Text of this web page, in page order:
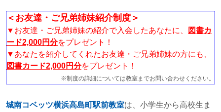
＜お友達・ご兄弟姉妹紹介制度＞
▼お友達・ご兄弟姉妹の紹介で入会したあなたに、
図書カ
ード2,000円分をプレゼント！
▼あなたを紹介してくれたお友達・ご兄弟姉妹の方にも、
図書カード2,000円分をプレゼント！
※制度の詳細については教室までお問い合わせください。
城南コベッツ横浜高島町駅前教室は、小学生から高校生ま